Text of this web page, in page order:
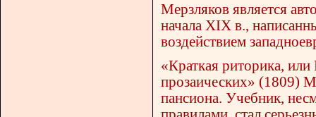
Мерзляков является
начала XIX в.,
воздействием
«Краткая риторика,
прозаических» (1809)
пансиона. Учебник,
правилами, стал